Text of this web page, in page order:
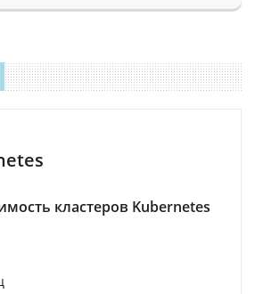
кластеров Kubernetes